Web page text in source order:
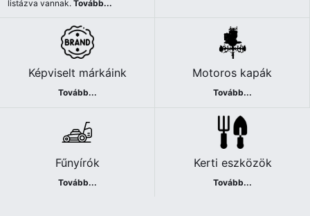
listázva vannak.Tovább...
Képviselt márkáink
Tovább...
Motoros kapák
Tovább...
Fűnyírók
Tovább...
Kerti eszközök
Tovább...